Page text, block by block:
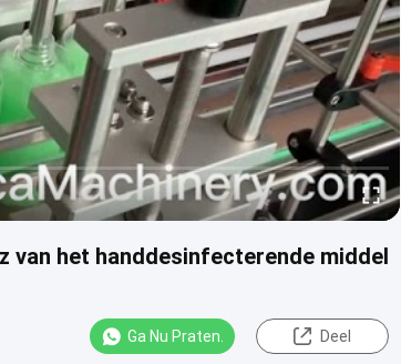
van het handdesinfecterende middel
Ga Nu Praten. Deel